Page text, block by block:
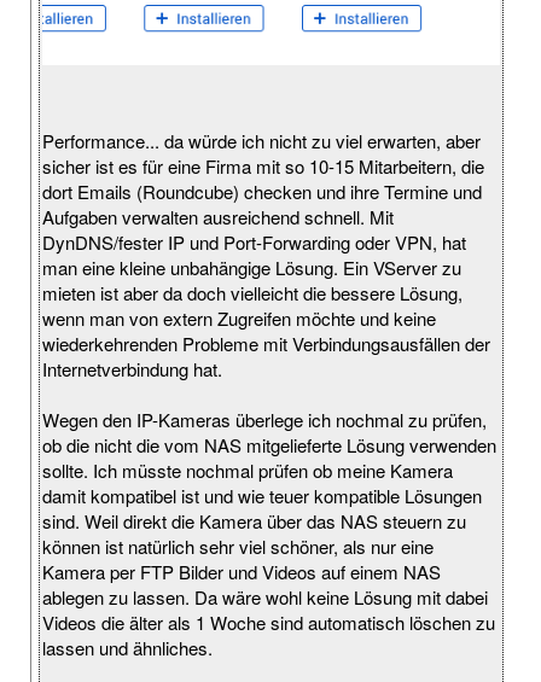
Performance... da würde ich nicht zu viel erwarten, aber
sicher ist es für eine Firma mit so 10-15 Mitarbeitern, die
dort Emails (Roundcube) checken und ihre Termine und
Aufgaben verwalten ausreichend schnell. Mit
DynDNS/fester IP und Port-Forwarding oder VPN, hat
man eine kleine unbahängige Lösung. Ein VServer zu
mieten ist aber da doch vielleicht die bessere Lösung,
wenn man von extern Zugreifen möchte und keine
wiederkehrenden Probleme mit Verbindungsausfällen der
Internetverbindung hat.
Wegen den IP-Kameras überlege ich nochmal zu prüfen,
ob die nicht die vom NAS mitgelieferte Lösung verwenden
sollte. Ich müsste nochmal prüfen ob meine Kamera
damit kompatibel ist und wie teuer kompatible Lösungen
sind. Weil direkt die Kamera über das NAS steuern zu
können ist natürlich sehr viel schöner, als nur eine
Kamera per FTP Bilder und Videos auf einem NAS
ablegen zu lassen. Da wäre wohl keine Lösung mit dabei
Videos die älter als 1 Woche sind automatisch löschen zu
lassen und ähnliches.